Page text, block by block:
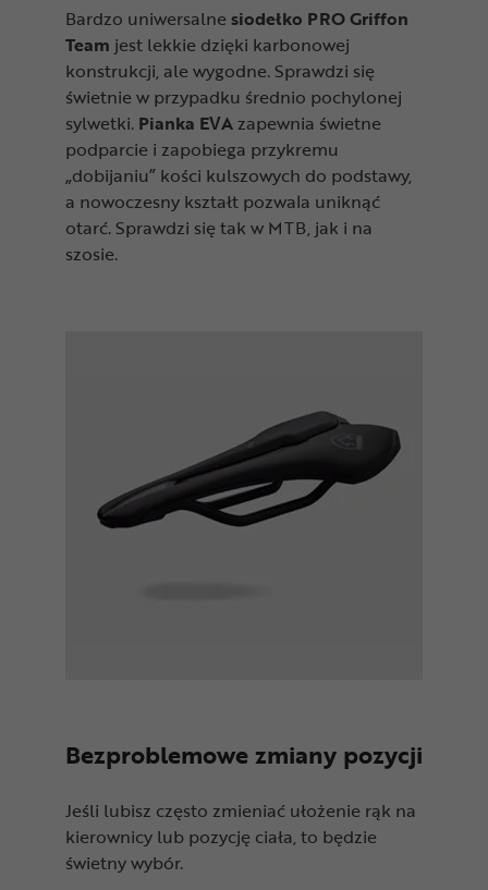
Bardzo uniwersalne siodełko PRO Griffon
Team jest lekkie dzięki karbonowej
konstrukcji, ale wygodne. Sprawdzi się
świetnie w przypadku średnio pochylonej
sylwetki. Pianka EVA zapewnia świetne
podparcie i zapobiega przykremu
„dobijaniu” kości kulszowych do podstawy,
a nowoczesny kształt pozwala uniknąć
otarć. Sprawdzi się tak w MTB, jak i na
szosie.
Bezproblemowe zmiany pozycji
Jeśli lubisz często zmieniać ułożenie rąk na
kierownicy lub pozycję ciała, to będzie
świetny wybór.